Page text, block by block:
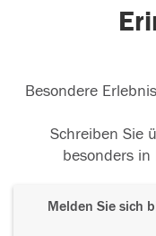
Besondere
Schreiben Sie
besonders
Melden Sie sich